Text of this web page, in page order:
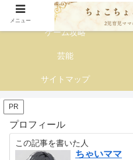
子育て主婦の
ゲーム攻略
芸能
サイトマップ
PR
プロフィール
この記事を書いた人
ちゃいママ
メニュー